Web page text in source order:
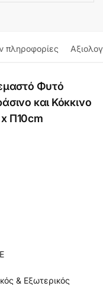
πληροφορίες
Φυτό
και Κόκκινο
Π10cm
& Εξωτερικός